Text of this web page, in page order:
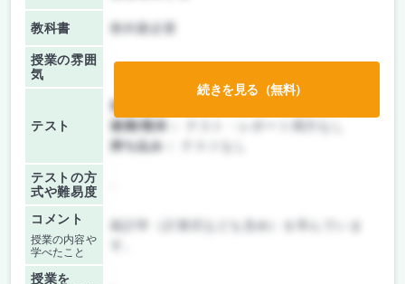
教科書 教科書必要
授業の雰囲
気
テスト
前期/中間：
後期/期末：
持ち込み：
テストの方
式や難易度
コメント
授業の内容や
学べたこと
授業を
続きを見る（無料）